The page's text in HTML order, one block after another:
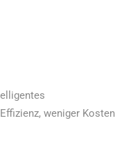
weniger Kosten